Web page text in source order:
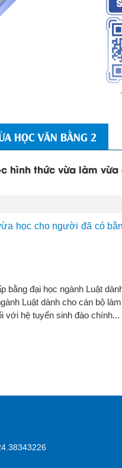
HỌC VĂN BẰNG 2
hình thức vừa làm
học cho người đã có
bằng đại học ngành Luật
Luật dành cho cán bộ
với hệ tuyển sinh đào chính...